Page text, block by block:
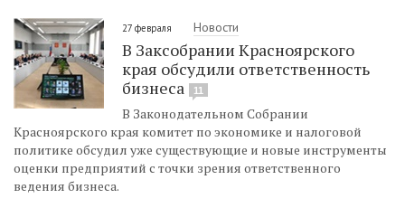
27 февраля Новости
В Заксобрании Красноярского
края обсудили ответственность
бизнеса
11
В Законодательном Собрании
Красноярского края комитет по экономике и налоговой
политике обсудил уже существующие и новые инструменты
оценки предприятий с точки зрения ответственного
ведения бизнеса.